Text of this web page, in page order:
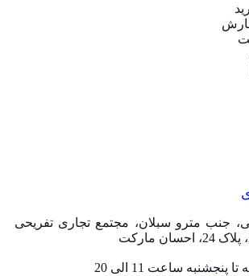
جنب مترو سبلان، مجتمع تجاری تفریحی
پنجشنبه ساعت 11 الی 20